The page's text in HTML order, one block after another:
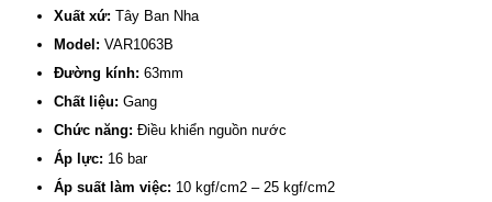
Xuất xứ: Tây Ban Nha
Model: VAR1063B
Đường kính: 63mm
Chất liệu: Gang
Chức năng: Điều khiển nguồn nước
Áp lực: 16 bar
Áp suất làm việc: 10 kgf/cm2 – 25 kgf/cm2